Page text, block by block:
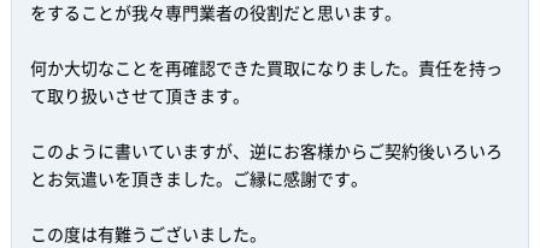
をすることが我々専門業者の役割だと思います。
何か大切なことを再確認できた買取になりました。責任を持っ
て取り扱いさせて頂きます。
このように書いていますが、逆にお客様からご契約後いろいろ
とお気遣いを頂きました。ご縁に感謝です。
この度は有難うございました。